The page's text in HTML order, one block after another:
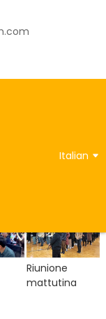
Italian
Riunione
mattutina